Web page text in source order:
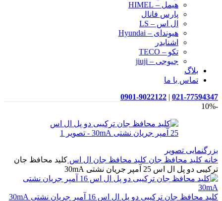
هیمل – HIMEL
پارس فانال
ال اس – LS
هیوندای – Hyundai
اشنایدر
تکو – TECO
جیوجی – jiuji
بلاگ
تماس با ما
021-77594347
|
0901-9022122
-10%
بزرگنمایی تصویر
خانه کلید محافظ جان کلید محافظ جان ال اس کلید محافظ جان
ترکیبی دو پل ال اس 25 آمپر جریان نشتی 30mA
کلید محافظ جان ترکیبی دو پل ال اس 16 آمپر جریان نشتی 30mA